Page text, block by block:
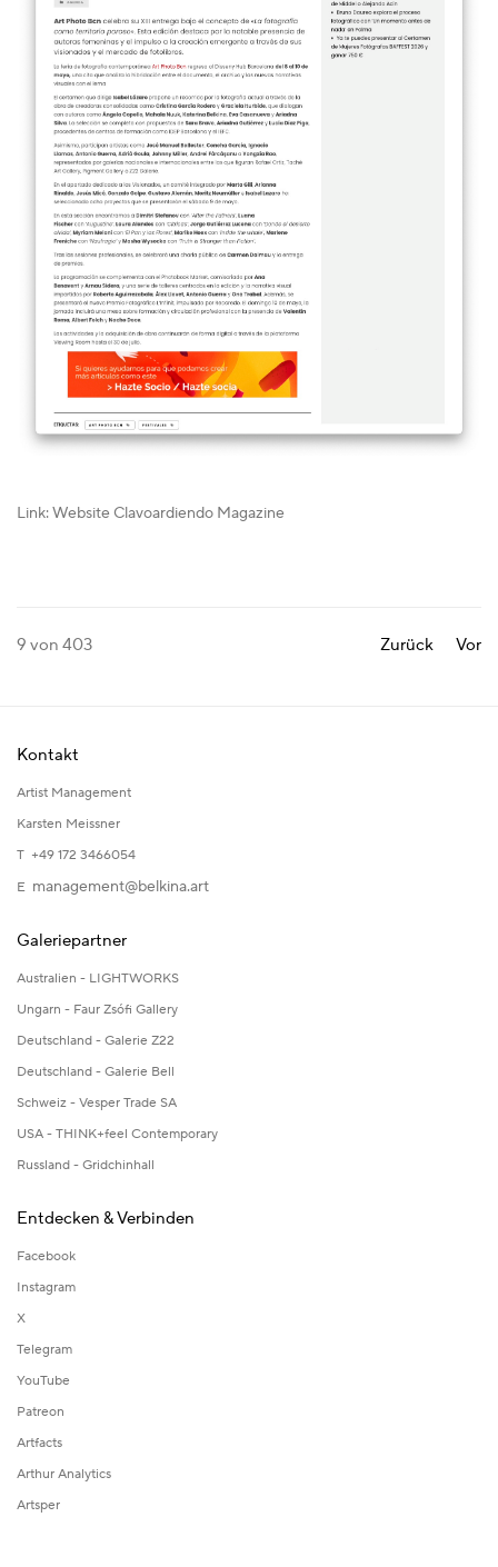
Link: Website Clavoardiendo Magazine
Zurück Vor
9 von 403
Kontakt
Artist Management
Karsten Meissner
T +49 172 3466054
E management@belkina.art
Galeriepartner
Australien - LIGHTWORKS
Ungarn - Faur Zsófi Gallery
Deutschland - Galerie Z22
Deutschland - Galerie Bell
Schweiz - Vesper Trade SA
USA - THINK+feel Contemporary
Russland - Gridchinhall
Entdecken & Verbinden
Facebook
Instagram
X
Telegram
YouTube
Patreon
Artfacts
Arthur Analytics
Artsper